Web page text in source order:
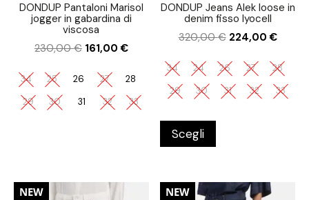
DONDUP Pantaloni Marisol
jogger in gabardina di
viscosa
230,00€ 161,00€
34 25 26 27
28
29
30 31 32 33
DONDUP Jeans Alek loose in
denim fisso lyocell
320,00€ 224,00€
34 24 26 27
28
29
30 31 32 33
Scegli
30%
NEW 30%
NEW